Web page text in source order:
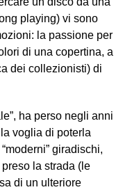
playing) vi sono
la passione per
di una copertina, a
dei collezionisti) di
ha perso negli anni
voglia di poterla
giradischi,
preso la strada (le
di un ulteriore